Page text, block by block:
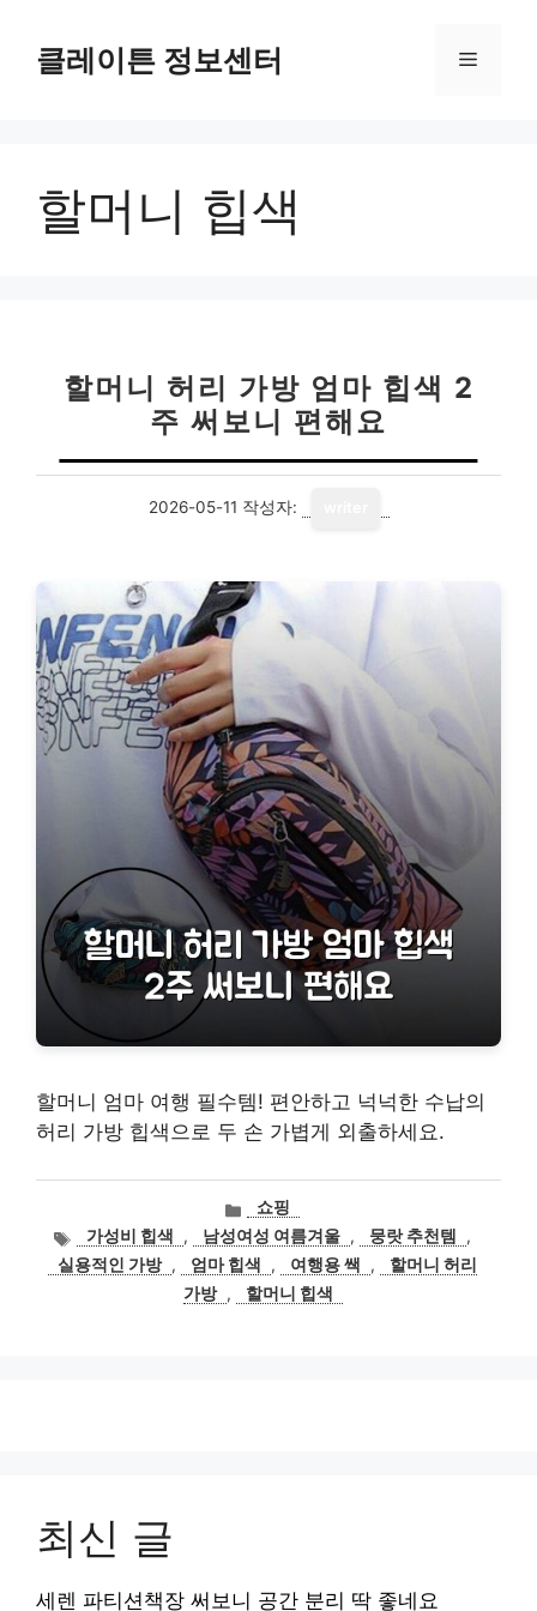
클레이튼 정보센터 메
할머니 힙색
할머니 허리 가방 엄마 힙색 2
주 써보니 편해요
2026-05-11 작성자:
할머니 엄마 여행 필수템! 편안하고 넉넉한 수납의
허리 가방 힙색으로 두 손 가볍게 외출하세요.
카
테
고
리
쇼핑
태
그
가성비 힙색 , 남성여성 여름겨울 , 뭉랏 추천템
,
실용적인 가방 , 엄마 힙색 , 여행용 쌕 ,
할머니 허리
가방 , 할머니 힙색
최신 글
세렌 파티션책장 써보니 공간 분리 딱 좋네요